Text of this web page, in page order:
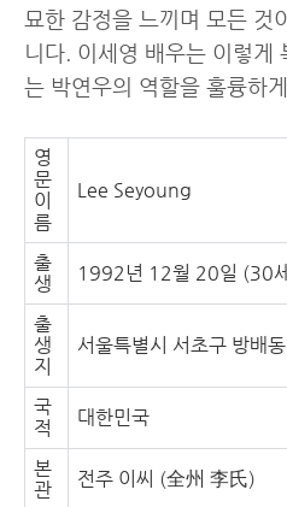
묘한 감정을 느끼며 모든 것
니다. 이세영 배우는 이렇게
는 박연우의 역할을 훌륭하
영
문
이
름
Lee Seyoung
출
생
1992년 12월 20일 (30
출
생
지
서울특별시 서초구 방배동
국
적
대한민국
본
관
전주 이씨 (全州 李氏)